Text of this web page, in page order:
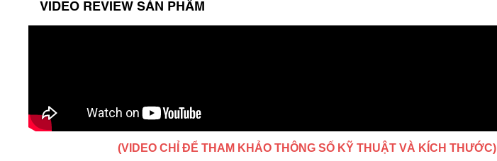
VIDEO REVIEW SẢN PHẨM
(VIDEO CHỈ ĐỂ THAM KHẢO THÔNG SỐ KỸ THUẬT VÀ KÍCH THƯỚC)